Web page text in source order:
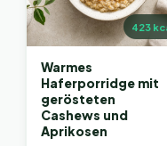
423
Warmes
Haferporridge mit
gerösteten
Cashews und
Aprikosen